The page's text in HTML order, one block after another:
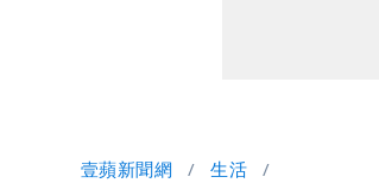
壹蘋新聞網 生活